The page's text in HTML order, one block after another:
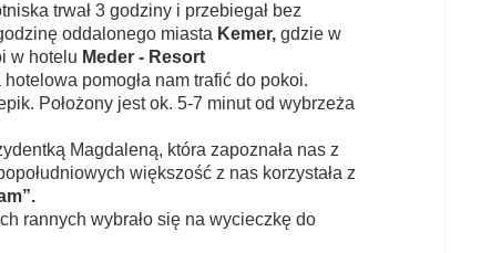
trwał 3 godziny i przebiegał bez
oddalonego miasta Kemer, gdzie w
w hotelu Meder - Resort
pomogła nam trafić do pokoi.
Położony jest ok. 5-7 minut od wybrzeża
Magdaleną, która zapoznała nas z
większość z nas korzystała z
rannych wybrało się na wycieczkę do